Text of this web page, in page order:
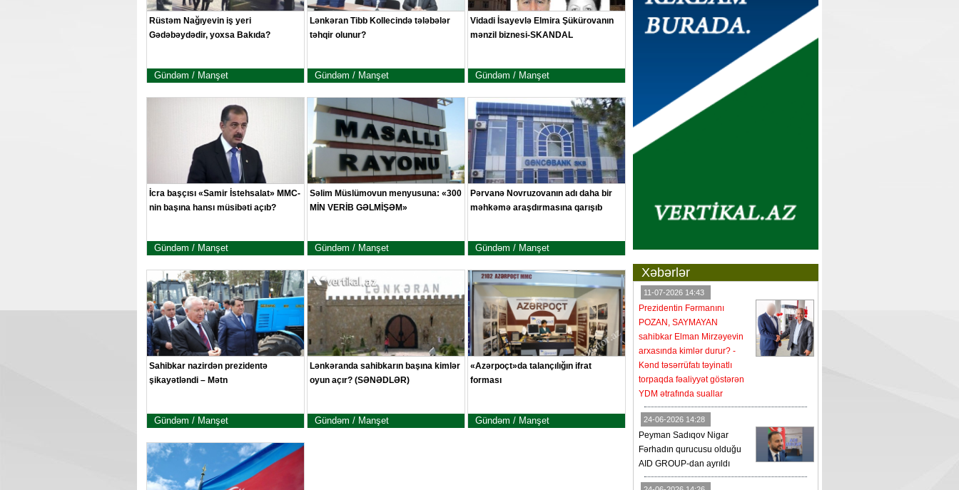
Rüstəm Nağıyevin iş yeri
Gədəbəydədir, yoxsa Bakıda?
Gündəm / Manşet
Lənkəran Tibb Kollecində tələbələr
təhqir olunur?
Gündəm / Manşet
Vidadi İsayevlə Elmira Şükürovanın
mənzil biznesi-SKANDAL
Gündəm / Manşet
İcra başçısı «Samir İstehsalat» MMC-
nin başına hansı müsibəti açıb?
Gündəm / Manşet
Səlim Müslümovun menyusuna: «300
MİN VERİB GƏLMİŞƏM»
Gündəm / Manşet
Pərvanə Novruzovanın adı daha bir
məhkəmə araşdırmasına qarışıb
Gündəm / Manşet
Sahibkar nazirdən prezidentə
şikayətləndi – Mətn
Gündəm / Manşet
Lənkəranda sahibkarın başına kimlər
oyun açır? (SƏNƏDLƏR)
Gündəm / Manşet
«Azərpoçt»da talançılığın ifrat
forması
Gündəm / Manşet
Xəbərlər
11-07-2026 14:43
Prezidentin Fərmanını
POZAN, SAYMAYAN
sahibkar Elman Mirzəyevin
arxasında kimlər durur? -
Kənd təsərrüfatı təyinatlı
torpaqda fəaliyyət göstərən
YDM ətrafında suallar
24-06-2026 14:28
Peyman Sadıqov Nigar
Fərhadın qurucusu olduğu
AID GROUP-dan ayrıldı